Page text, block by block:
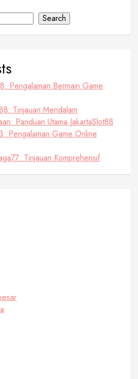
Search
Pengalaman Bermain Game
Tinjauan Mendalam
Panduan Utama JakartaSlot88
Pengalaman Game Online
Tinjauan Komprehensif